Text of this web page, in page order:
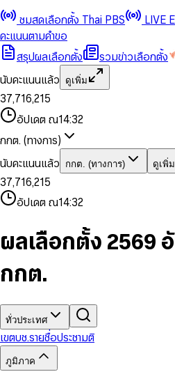
ชมสดเลือกตั้ง Thai PBS LIVE
คะแนนตามคำขอ
สรุปผลเลือกตั้ง
รวมข่าวเลือกตั้ง
นับคะแนนแล้ว
ดูเพิ่ม
0
1
2
3
4
5
6
8
9
0
1
2
3
4
5
6
7
8
9
,
0
1
2
4
6
7
8
9
0
1
2
3
4
5
6
7
8
9
0
1
3
5
6
7
8
9
,
1
2
4
5
7
8
9
0
1
3
4
6
7
8
9
0
2
3
4
5
7
8
อัปเดต ณ14:32
กกต. (ทางการ)
นับคะแนนแล้ว
กกต. (ทางการ) ดูเพิ่ม
0
1
2
3
4
5
7
8
0
1
2
4
5
6
7
8
9
,
0
1
2
4
6
7
8
9
0
1
2
3
5
6
8
9
0
1
3
5
6
7
8
,
1
2
4
6
7
9
0
1
3
5
6
8
9
0
2
3
4
5
7
9
อัปเดต ณ14:32
ผลเลือกตั้ง 2569
กกต.
ทั่วประเทศ
เขตบช.รายชื่อประชามติ
ภูมิภาค